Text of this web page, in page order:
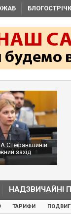
Стефанішиній
захід
НАДЗВИЧАЙНІ
ТАРИФИ